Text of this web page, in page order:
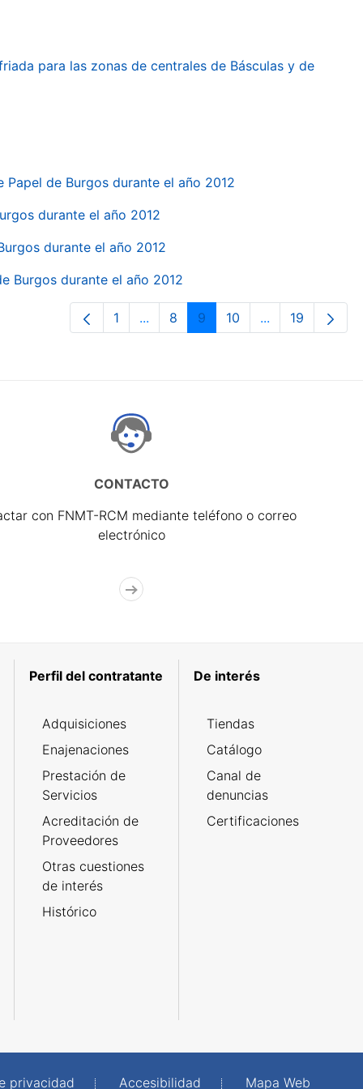
para las zonas de centrales de Básculas y de
de Burgos durante el año 2012
durante el año 2012
durante el año 2012
Burgos durante el año 2012
Página
1 ...Páginas intermedias Use TAB para
Página
8 Página
9 Página
10 ...PáginasPágina
19
CONTACTO
con FNMT-RCM mediante teléfono o correo
electrónico
Perfil del contratante
Adquisiciones
Enajenaciones
Prestación de
Servicios
Acreditación de
Proveedores
Otras cuestiones
de interés
Histórico
De interés
Tiendas
Catálogo
Canal de
denuncias
Certificaciones
privacidad Accesibilidad Mapa Web